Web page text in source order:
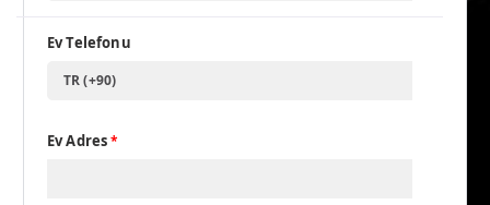
Ev Telefonu
TR (+90)
Ev Adres*